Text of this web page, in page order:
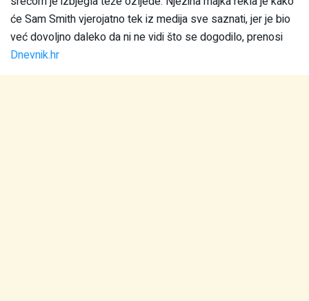
će Sam Smith vjerojatno tek iz medija sve saznati, jer je bio
već dovoljno daleko da ni ne vidi što se dogodilo, prenosi
Dnevnik.hr